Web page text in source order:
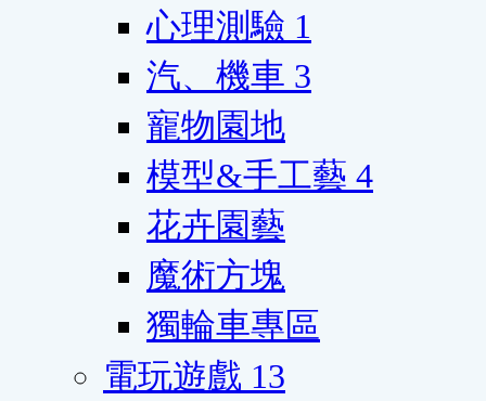
心理測驗 1
汽、機車 3
寵物園地
模型&手工藝 4
花卉園藝
魔術方塊
獨輪車專區
電玩遊戲 13